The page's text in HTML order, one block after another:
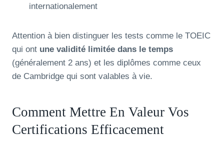
internationalement
Attention à bien distinguer les tests comme le TOEIC
qui ont une validité limitée dans le temps
(généralement 2 ans) et les diplômes comme ceux
de Cambridge qui sont valables à vie.
Comment Mettre En Valeur Vos
Certifications Efficacement